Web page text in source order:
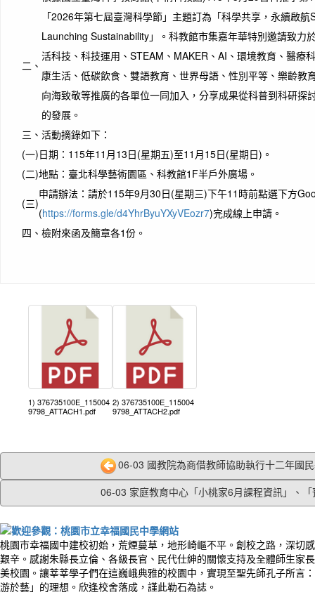
二、
「2026年第七屆臺灣科學節」主題訂為「科學共享，永續啟
Launching Sustainability」。科教館市集嘉年華特別邀請致力
活科技、科技運用、STEAM、MAKER、AI、環境教育、醫療
康生活、低碳飲食、雙語教育、世界母語、性別平等、樂齡教
向海致敬等推廣的各單位一同加入，分享成果從科普到科研探
的發展。
三、 活動摘錄如下：
(一)日期：115年11月13日(星期五)至11月15日(星期日)。
(二)地點：臺北科學藝術園區、科教館1F半戶外廣場。
(三)
申請辦法：請於115年9月30日(星期三)下午11時前點選下方
(https://forms.gle/d4YhrByuYXyVEozr7)完成線上申請。
四、 檢附來函及簡章各1份。
1) 376735100E_115004
9798_ATTACH1.pdf
2) 376735100E_115004
9798_ATTACH2.pdf
06-03 國教院為商借教師協助執行十二年國
06-03 家庭教育中心「小桃家6月課程資訊」、「
桃園市幸福國中建校初始，荒煙蔓草，地形崎嶇不平。創校之路，深切
艱辛。感謝朱縣長立倫、各級長官、民代仕紳的關懷支持及全體師生家
美校園。讓莘莘學子們在這巍峨典雅的校園中，實現至聖先師孔子所言
游於藝」的理想。欣逢校舍落成，謹此勒石為誌。